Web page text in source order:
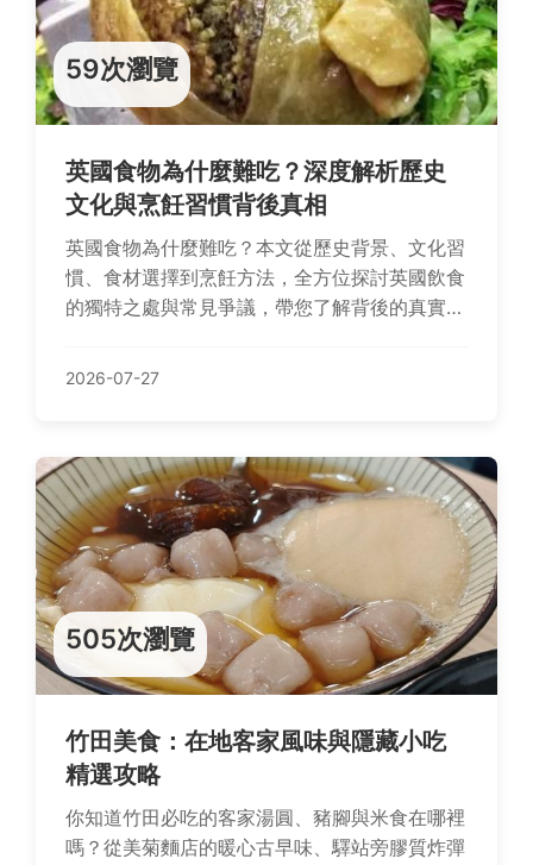
59次瀏覽
英國食物為什麼難吃？深度解析歷史
文化與烹飪習慣背後真相
英國食物為什麼難吃？本文從歷史背景、文化習
慣、食材選擇到烹飪方法，全方位探討英國飲食
的獨特之處與常見爭議，帶您了解背後的真實原
2026-07-27
505次瀏覽
竹田美食：在地客家風味與隱藏小吃
精選攻略
你知道竹田必吃的客家湯圓、豬腳與米食在哪裡
嗎？從美菊麵店的暖心古早味、驛站旁膠質炸彈